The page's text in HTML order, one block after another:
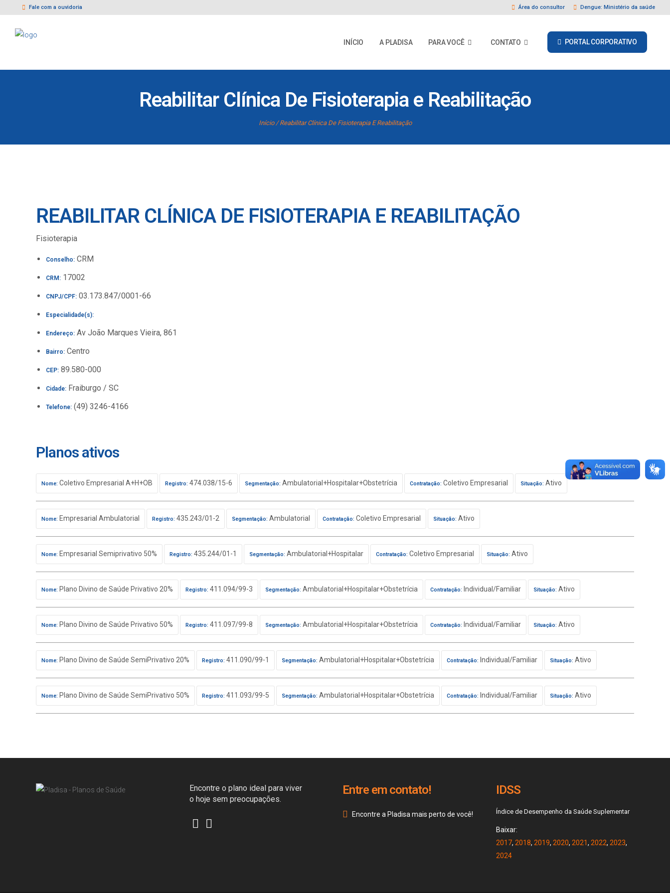
Fale com a ouvidoria Área do consultor Dengue: Ministério da saúde
INÍCIO A PLADISA PARA VOCÊ CONTATO PORTAL CORPORATIVO
Reabilitar Clínica De Fisioterapia e Reabilitação
Início Reabilitar Clínica De Fisioterapia E Reabilitação
REABILITAR CLÍNICA DE FISIOTERAPIA E REABILITAÇÃO
Fisioterapia
Conselho: CRM
CRM: 17002
CNPJ/CPF: 03.173.847/0001-66
Especialidade(s):
Endereço: Av João Marques Vieira, 861
Bairro: Centro
CEP: 89.580-000
Cidade: Fraiburgo / SC
Telefone: (49) 3246-4166
Planos ativos
Nome: Coletivo Empresarial A+H+OB Registro: 474.038/15-6 Segmentação: Ambulatorial+Hospitalar+Obstetrícia Contratação: Coletivo Empresarial Situação: Ativo
Nome: Empresarial Ambulatorial Registro: 435.243/01-2 Segmentação: Ambulatorial Contratação: Coletivo Empresarial Situação: Ativo
Nome: Empresarial Semiprivativo 50% Registro: 435.244/01-1 Segmentação: Ambulatorial+Hospitalar Contratação: Coletivo Empresarial Situação: Ativo
Nome: Plano Divino de Saúde Privativo 20% Registro: 411.094/99-3 Segmentação: Ambulatorial+Hospitalar+Obstetrícia Contratação: Individual/Familiar Situação: Ativo
Nome: Plano Divino de Saúde Privativo 50% Registro: 411.097/99-8 Segmentação: Ambulatorial+Hospitalar+Obstetrícia Contratação: Individual/Familiar Situação: Ativo
Nome: Plano Divino de Saúde SemiPrivativo 20% Registro: 411.090/99-1 Segmentação: Ambulatorial+Hospitalar+Obstetrícia Contratação: Individual/Familiar Situação: Ativo
Nome: Plano Divino de Saúde SemiPrivativo 50% Registro: 411.093/99-5 Segmentação: Ambulatorial+Hospitalar+Obstetrícia Contratação: Individual/Familiar Situação: Ativo
Encontre o plano ideal para viver
o hoje sem preocupações.
Entre em contato!
Encontre a Pladisa mais perto de você!
IDSS
Índice de Desempenho da Saúde Suplementar
Baixar:
2017, 2018, 2019, 2020, 2021, 2022, 2023,
2024